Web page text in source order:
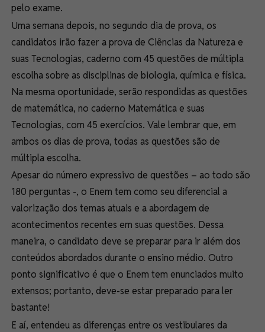
pelo exame.
Uma semana depois, no segundo dia de prova, os
candidatos irão fazer a prova de Ciências da Natureza e
suas Tecnologias, caderno com 45 questões de múltipla
escolha sobre as disciplinas de biologia, química e física.
Na mesma oportunidade, serão respondidas as questões
de matemática, no caderno Matemática e suas
Tecnologias, com 45 exercícios. Vale lembrar que, em
ambos os dias de prova, todas as questões são de
múltipla escolha.
Apesar do número expressivo de questões – ao todo são
180 perguntas -, o Enem tem como seu diferencial a
valorização dos temas atuais e a abordagem de
acontecimentos recentes em suas questões. Dessa
maneira, o candidato deve se preparar para ir além dos
conteúdos abordados durante o ensino médio. Outro
ponto significativo é que o Enem tem enunciados muito
extensos; portanto, deve-se estar preparado para ler
bastante!
E aí, entendeu as diferenças entre os vestibulares da